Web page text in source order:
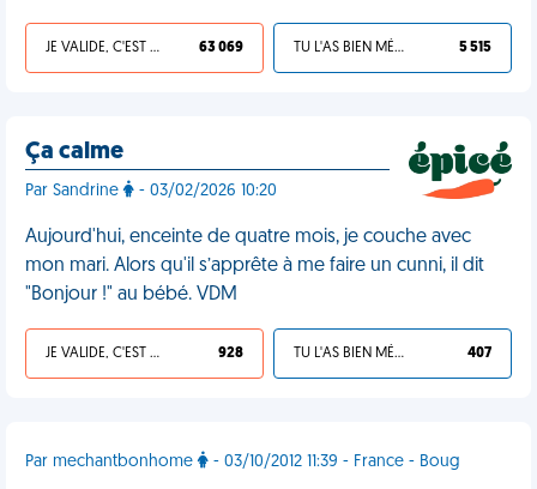
JE VALIDE, C'EST UNE VDM 63 069 TU L'AS BIEN MÉRITÉ 5 515
Ça calme
Par Sandrine - 03/02/2026 10:20
Aujourd'hui, enceinte de quatre mois, je couche avec
mon mari. Alors qu'il s’apprête à me faire un cunni, il dit
"Bonjour !" au bébé. VDM
JE VALIDE, C'EST UNE VDM 928 TU L'AS BIEN MÉRITÉ 407
Par mechantbonhome - 03/10/2012 11:39 - France - Boug